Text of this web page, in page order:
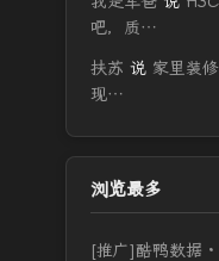
吧，质…
扶苏 说 家里装
现…
浏览最多
[推广]酷鸭数据